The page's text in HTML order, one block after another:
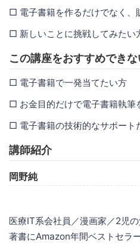
□ 電子書籍を作るだけでなく、
□ 新しいことに挑戦してみたい
この講座をおすすめでき
□ 電子書籍で一発当てたい方
□ お金目的だけで電子書籍執筆
□ 電子書籍の技術的なサポート
講師紹介
岡野純
医療IT系会社員／漫画家／2児の
著書にAmazon年間ベストセラ